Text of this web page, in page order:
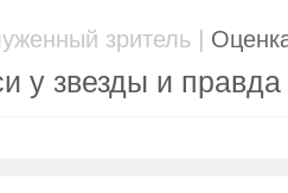
зритель |
у звезды и